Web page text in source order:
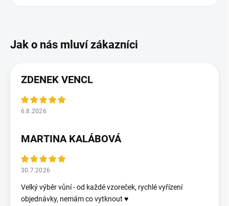
ZDENEK VENCL
6.8.2026
MARTINA KALÁBOVÁ
30.7.2026
Velký výběr vůní - od každé vzoreček, rychlé vyřízení
objednávky, nemám co vytknout ♥️